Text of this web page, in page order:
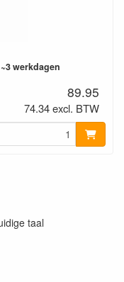
werkdagen
89.95
74.34 excl. BTW
taal